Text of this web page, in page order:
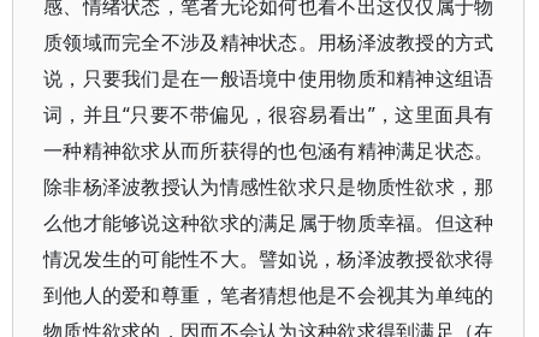
感、情绪状态，笔者无论如何也看不出这仅仅属于物
质领域而完全不涉及精神状态。用杨泽波教授的方式
说，只要我们是在一般语境中使用物质和精神这组语
词，并且“只要不带偏见，很容易看出”，这里面具有
一种精神欲求从而所获得的也包涵有精神满足状态。
除非杨泽波教授认为情感性欲求只是物质性欲求，那
么他才能够说这种欲求的满足属于物质幸福。但这种
情况发生的可能性不大。譬如说，杨泽波教授欲求得
到他人的爱和尊重，笔者猜想他是不会视其为单纯的
物质性欲求的，因而不会认为这种欲求得到满足（在